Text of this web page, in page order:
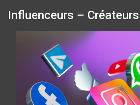
Influenceurs –